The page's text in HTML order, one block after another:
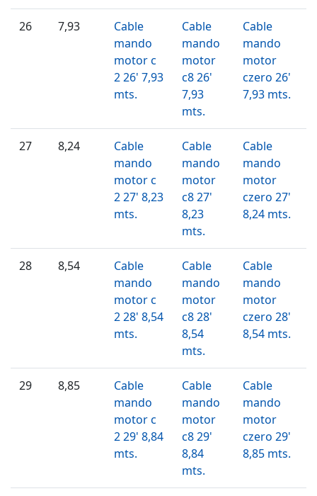
26 7,93
Cable
mando
motor c
2 26' 7,93
mts.
Cable
mando
motor
c8 26'
7,93
mts.
Cable
mando
motor
czero 26'
7,93 mts.
27 8,24
Cable
mando
motor c
2 27' 8,23
mts.
Cable
mando
motor
c8 27'
8,23
mts.
Cable
mando
motor
czero 27'
8,24 mts.
28 8,54
Cable
mando
motor c
2 28' 8,54
mts.
Cable
mando
motor
c8 28'
8,54
mts.
Cable
mando
motor
czero 28'
8,54 mts.
29 8,85
Cable
mando
motor c
2 29' 8,84
mts.
Cable
mando
motor
c8 29'
8,84
mts.
Cable
mando
motor
czero 29'
8,85 mts.